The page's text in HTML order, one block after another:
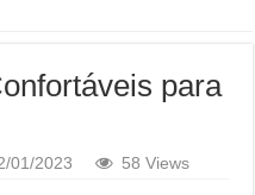
Circular?
: O que Diz a
em conserva durante
​​para
01/2023 58 Views